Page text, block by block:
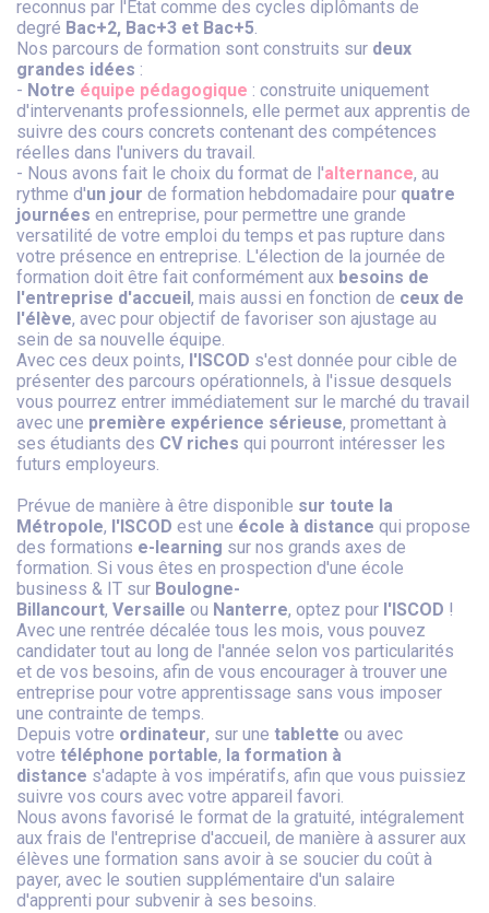
reconnus par l'État comme des cycles diplômants de
degré Bac+2, Bac+3 et Bac+5.
Nos parcours de formation sont construits sur deux
grandes idées :
- Notre équipe pédagogique : construite uniquement
d'intervenants professionnels, elle permet aux apprentis de
suivre des cours concrets contenant des compétences
réelles dans l'univers du travail.
- Nous avons fait le choix du format de l'alternance, au
rythme d'un jour de formation hebdomadaire pour quatre
journées en entreprise, pour permettre une grande
versatilité de votre emploi du temps et pas rupture dans
votre présence en entreprise. L'élection de la journée de
formation doit être fait conformément aux besoins de
l'entreprise d'accueil , mais aussi en fonction de ceux de
l'élève, avec pour objectif de favoriser son ajustage au
sein de sa nouvelle équipe.
Avec ces deux points, l'ISCOD s'est donnée pour cible de
présenter des parcours opérationnels, à l'issue desquels
vous pourrez entrer immédiatement sur le marché du travail
avec une première expérience sérieuse, promettant à
ses étudiants des CV riches qui pourront intéresser les
futurs employeurs.
Prévue de manière à être disponible sur toute la
Métropole, l'ISCOD est une école à distance qui propose
des formations e-learning sur nos grands axes de
formation. Si vous êtes en prospection d'une école
business & IT sur Boulogne-
Billancourt, Versaille ou Nanterre, optez pour l'ISCOD !
Avec une rentrée décalée tous les mois, vous pouvez
candidater tout au long de l'année selon vos particularités
et de vos besoins, afin de vous encourager à trouver une
entreprise pour votre apprentissage sans vous imposer
une contrainte de temps.
Depuis votre ordinateur, sur une tablette ou avec
votre téléphone portable, la formation à
distance s'adapte à vos impératifs, afin que vous puissiez
suivre vos cours avec votre appareil favori.
Nous avons favorisé le format de la gratuité, intégralement
aux frais de l'entreprise d'accueil, de manière à assurer aux
élèves une formation sans avoir à se soucier du coût à
payer, avec le soutien supplémentaire d'un salaire
d'apprenti pour subvenir à ses besoins.